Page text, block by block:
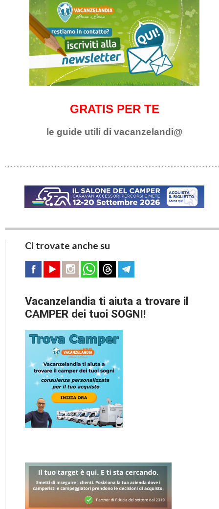
GRATIS PER TE
le guide utili di vacanzelandi@
Ci trovate anche su
Vacanzelandia ti aiuta a trovare il
CAMPER dei tuoi SOGNI!